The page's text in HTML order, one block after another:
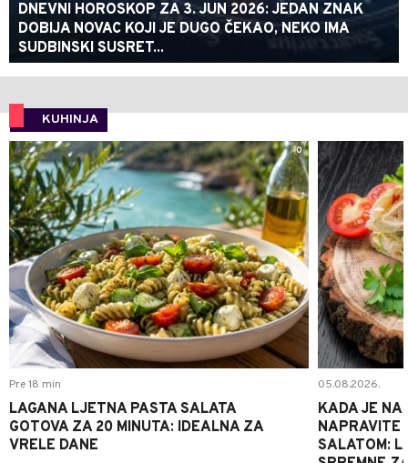
DNEVNI HOROSKOP ZA 3. JUN 2026: JEDAN ZNAK
DOBIJA NOVAC KOJI JE DUGO ČEKAO, NEKO IMA
SUDBINSKI SUSRET...
KUHINJA
0
Pre 18 min
LAGANA LJETNA PASTA SALATA
GOTOVA ZA 20 MINUTA: IDEALNA ZA
VRELE DANE
05.08.2026.
KADA JE
NAPRAVITE
SALATOM: